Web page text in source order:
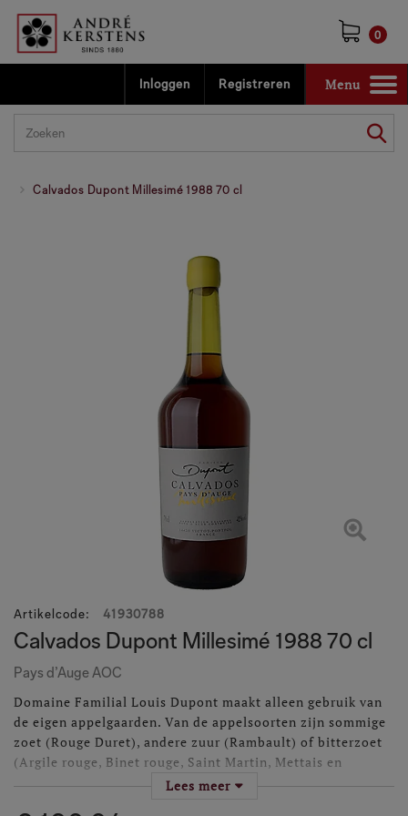
0
Inloggen Registreren
Toggle
navigation
Menu
Calvados Dupont Millesimé 1988 70 cl
Artikelcode: 41930788
Calvados Dupont Millesimé 1988 70 cl
Pays d’Auge AOC
Domaine Familial Louis Dupont maakt alleen gebruik van
de eigen appelgaarden. Van de appelsoorten zijn sommige
zoet (Rouge Duret), andere zuur (Rambault) of bitterzoet
(Argile rouge, Binet rouge, Saint Martin, Mettais en
Frequin).
Lees meer